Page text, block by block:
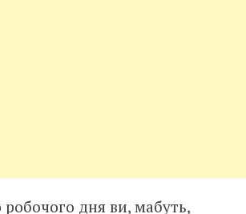
робочого дня ви, мабуть,